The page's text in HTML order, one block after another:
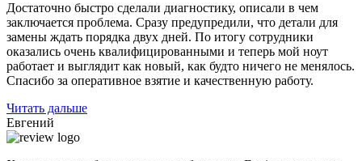
Достаточно быстро сделали диагностику, описали в чем
заключается проблема. Сразу предупредили, что детали для
замены ждать порядка двух дней. По итогу сотрудники
оказались очень квалифицированными и теперь мой ноут
работает и выглядит как новый, как будто ничего не менялось.
Спасибо за оперативное взятие и качественную работу.
Читать дальше
Евгений